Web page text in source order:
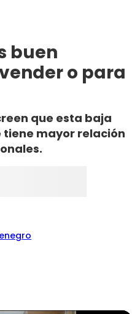
buen
o para
que esta baja
mayor relación